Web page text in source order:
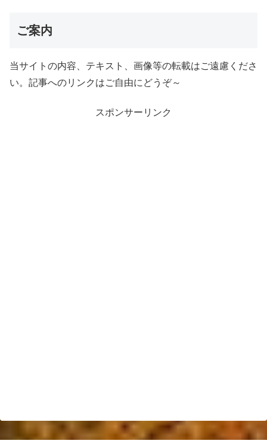
ご案内
当サイトの内容、テキスト、画像等の転載はご遠慮くださ
い。記事へのリンクはご自由にどうぞ～
スポンサーリンク